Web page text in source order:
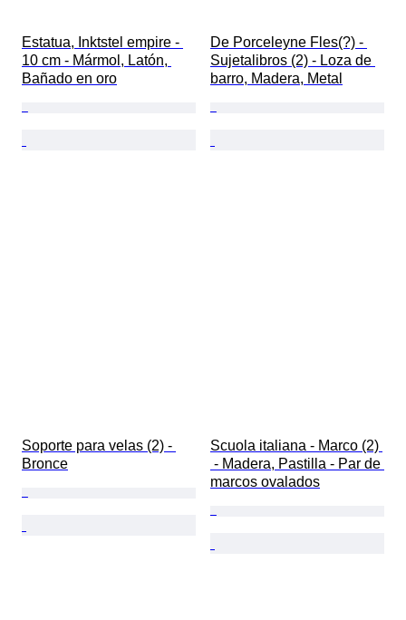
Estatua, Inktstel empire -
10 cm - Mármol, Latón,
Bañado en oro
De Porceleyne Fles(?) -
Sujetalibros (2) - Loza de
barro, Madera, Metal
Soporte para velas (2) -
Bronce
Scuola italiana - Marco (2)
- Madera, Pastilla - Par de
marcos ovalados